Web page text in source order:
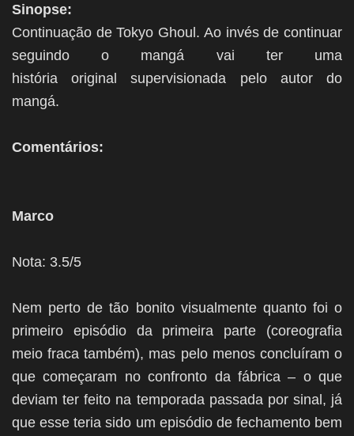
Sinopse:
Continuação de Tokyo Ghoul. Ao invés de continuar
seguindo o mangá vai ter uma
história original supervisionada pelo autor do
mangá.
Comentários:
Marco
Nota: 3.5/5
Nem perto de tão bonito visualmente quanto foi o
primeiro episódio da primeira parte (coreografia
meio fraca também), mas pelo menos concluíram o
que começaram no confronto da fábrica – o que
deviam ter feito na temporada passada por sinal, já
que esse teria sido um episódio de fechamento bem